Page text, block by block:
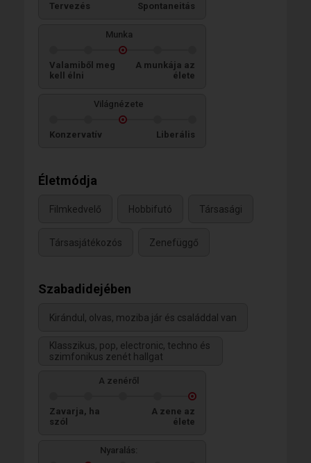
Tervezés Spontaneitás
Munka
Valamiből meg
kell élni
A munkája az
élete
Világnézete
Konzervatív Liberális
Életmódja
Filmkedvelő Hobbifutó Társasági
Társasjátékozós Zenefüggő
Szabadidejében
Kirándul, olvas, moziba jár és családdal van
Klasszikus, pop, electronic, techno és
szimfonikus zenét hallgat
A zenéről
Zavarja, ha
szól
A zene az
élete
Nyaralás: